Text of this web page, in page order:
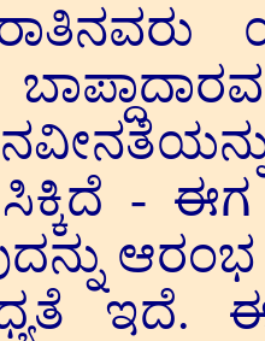
-
ಇದೆ.